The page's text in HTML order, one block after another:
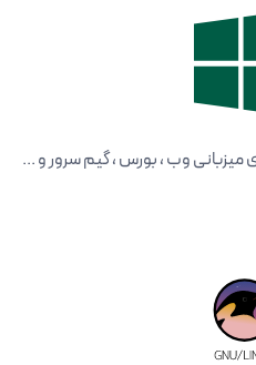
میزبانی وب ، بورس ، گیم سرور و ...